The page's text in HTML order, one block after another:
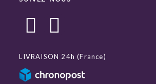
LIVRAISON 24h (France)